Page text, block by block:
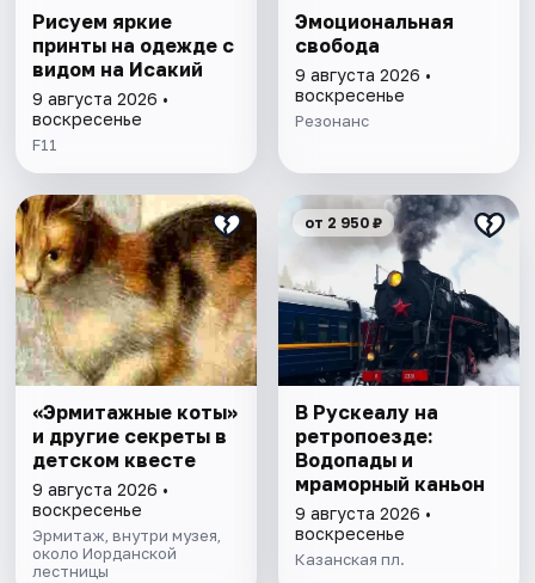
Рисуем яркие
принты на одежде с
видом на Исакий
9 августа 2026 •
воскресенье
F11
Эмоциональная
свобода
9 августа 2026 •
воскресенье
Резонанс
«Эрмитажные коты»
и другие секреты в
детском квесте
9 августа 2026 •
воскресенье
Эрмитаж, внутри музея,
около Иорданской
лестницы
от 2 950 ₽
В Рускеалу на
ретропоезде:
Водопады и
мраморный каньон
9 августа 2026 •
воскресенье
Казанская пл.